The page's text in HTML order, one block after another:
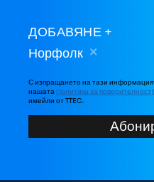
ДОБАВЯНЕ
Норфолк
С изпращането на тази
нашата Политика за поверителност
имейли от TTEC.